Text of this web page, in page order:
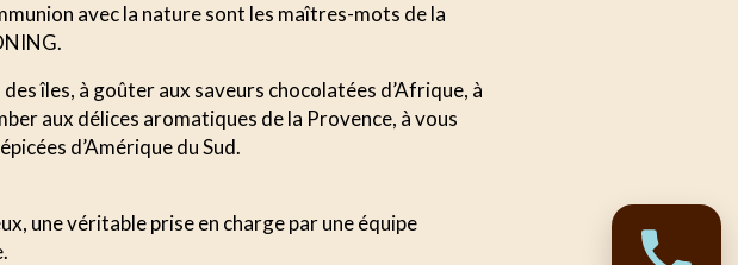
avec la nature sont les maîtres-mots de la
îles, à goûter aux saveurs chocolatées d’Afrique, à
aux délices aromatiques de la Provence, à vous
d’Amérique du Sud.
une véritable prise en charge par une équipe